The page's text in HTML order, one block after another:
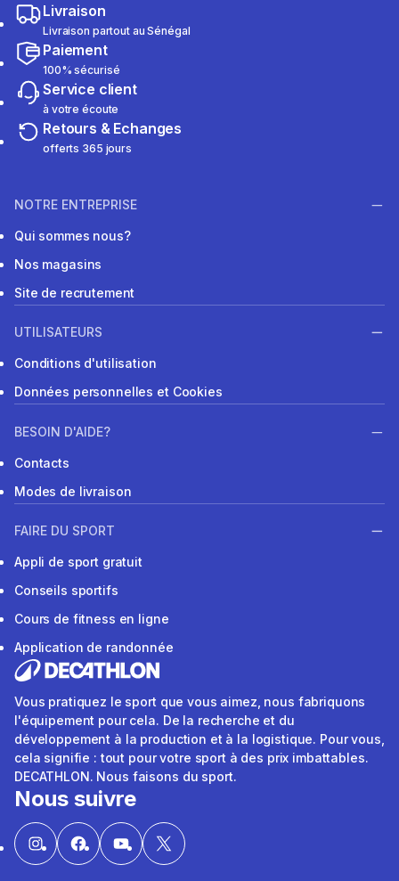
Livraison
Livraison partout au Sénégal
Paiement
100% sécurisé
Service client
à votre écoute
Retours & Echanges
offerts 365 jours
NOTRE ENTREPRISE
Qui sommes nous?
Nos magasins
Site de recrutement
UTILISATEURS
Conditions d'utilisation
Données personnelles et Cookies
BESOIN D'AIDE?
Contacts
Modes de livraison
FAIRE DU SPORT
Appli de sport gratuit
Conseils sportifs
Cours de fitness en ligne
Application de randonnée
Vous pratiquez le sport que vous aimez, nous fabriquons
l'équipement pour cela. De la recherche et du
développement à la production et à la logistique. Pour vous,
cela signifie : tout pour votre sport à des prix imbattables.
DECATHLON. Nous faisons du sport.
Nous suivre